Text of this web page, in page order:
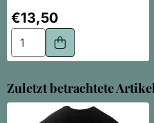
Preis: 13,50
€13,50
Anzahl wählen für
Zuletzt betrachtete Artikel